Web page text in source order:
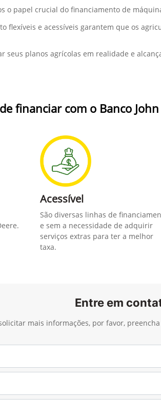
o papel crucial do financiamento de
flexíveis e acessíveis garantem que os
seus planos agrícolas em realidade e
financiar com o Banco John
Acessível
São diversas linhas de
e sem a necessidade de adquirir
serviços extras para ter a melhor
taxa.
Entre em
mais informações, por favor,